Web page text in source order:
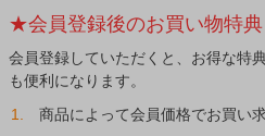
★会員登録後のお買い物特典
会員登録していただくと、お得な特
も便利になります。
商品によって会員価格でお買い